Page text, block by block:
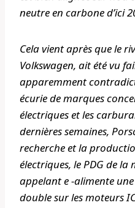
neutre en carbone d’ici
Cela vient après que le
Volkswagen, ait été vu
apparemment
écurie de marques
électriques et les
dernières semaines,
recherche et la
électriques, le PDG de la
appelant e -alimente
double sur les moteurs